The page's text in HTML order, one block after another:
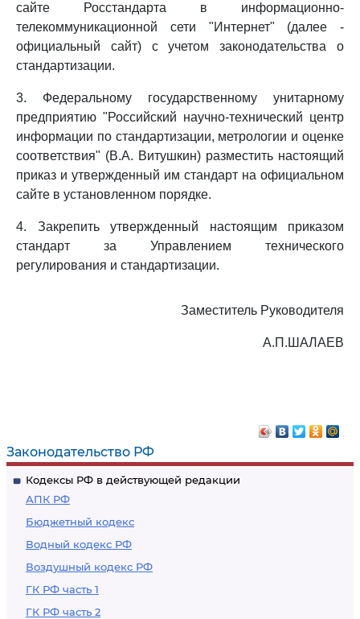
Законодательство РФ
Кодексы РФ в действующей редакции
АПК РФ
Бюджетный кодекс
Водный кодекс РФ
Воздушный кодекс РФ
ГК РФ часть 1
ГК РФ часть 2
сайте Росстандарта в информационно-
телекоммуникационной сети "Интернет" (далее -
официальный сайт) с учетом законодательства о
стандартизации.
3. Федеральному государственному унитарному
предприятию "Российский научно-технический центр
информации по стандартизации, метрологии и оценке
соответствия" (В.А. Витушкин) разместить настоящий
приказ и утвержденный им стандарт на официальном
сайте в установленном порядке.
4. Закрепить утвержденный настоящим приказом
стандарт за Управлением технического
регулирования и стандартизации.
Заместитель Руководителя
А.П.ШАЛАЕВ